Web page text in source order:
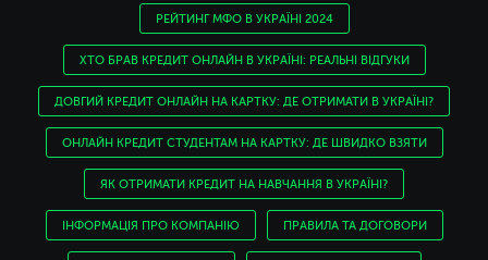
РЕЙТИНГ МФО В УКРАЇНІ 2024
ХТО БРАВ КРЕДИТ ОНЛАЙН В УКРАЇНІ: РЕАЛЬНІ ВІДГУКИ
ДОВГИЙ КРЕДИТ ОНЛАЙН НА КАРТКУ: ДЕ ОТРИМАТИ В УКРАЇНІ?
ОНЛАЙН КРЕДИТ СТУДЕНТАМ НА КАРТКУ: ДЕ ШВИДКО ВЗЯТИ
ЯК ОТРИМАТИ КРЕДИТ НА НАВЧАННЯ В УКРАЇНІ?
ІНФОРМАЦІЯ ПРО КОМПАНІЮ ПРАВИЛА ТА ДОГОВОРИ